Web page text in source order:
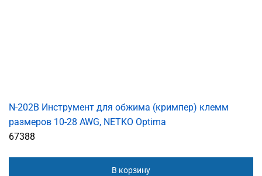
N-202B Инструмент для обжима (кримпер) клемм
размеров 10-28 AWG, NETKO Optima
67388
В корзину